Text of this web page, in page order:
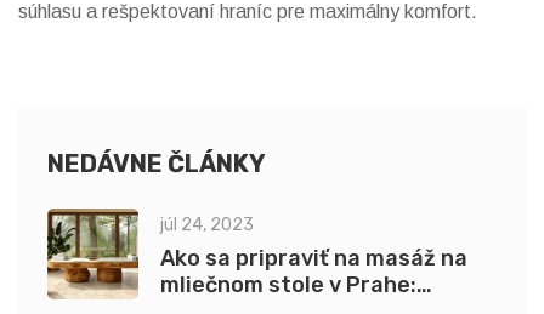
súhlasu a rešpektovaní hraníc pre maximálny komfort.
NEDÁVNE ČLÁNKY
júl 24, 2023
Ako sa pripraviť na masáž na
mliečnom stole v Prahe: